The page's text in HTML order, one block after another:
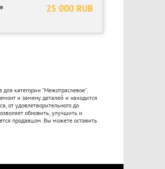
25 000 RUB
категории "Межотраслевое".
и замену деталей и находится
от удовлетворительного до
обновить, улучшить и
продавцом. Вы можете оставить